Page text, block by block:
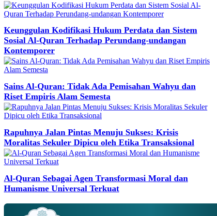
Keunggulan Kodifikasi Hukum Perdata dan Sistem
Sosial Al-Quran Terhadap Perundang-undangan
Kontemporer
Sains Al-Quran: Tidak Ada Pemisahan Wahyu dan
Riset Empiris Alam Semesta
Rapuhnya Jalan Pintas Menuju Sukses: Krisis
Moralitas Sekuler Dipicu oleh Etika Transaksional
Al-Quran Sebagai Agen Transformasi Moral dan
Humanisme Universal Terkuat